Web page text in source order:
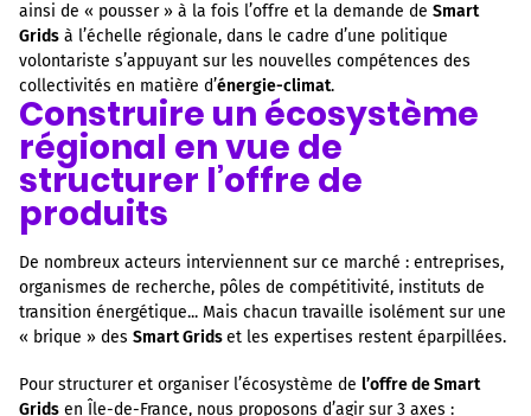
ainsi de « pousser » à la fois l’offre et la demande de Smart
Grids à l’échelle régionale, dans le cadre d’une politique
volontariste s’appuyant sur les nouvelles compétences des
collectivités en matière d’énergie-climat.
Construire un écosystème
régional en vue de
structurer l’offre de
produits
De nombreux acteurs interviennent sur ce marché : entreprises,
organismes de recherche, pôles de compétitivité, instituts de
transition énergétique... Mais chacun travaille isolément sur une
« brique » des Smart Gridset les expertises restent éparpillées.
Pour structurer et organiser l’écosystème de l’offre de Smart
Grids en Île-de-France, nous proposons d’agir sur 3 axes :